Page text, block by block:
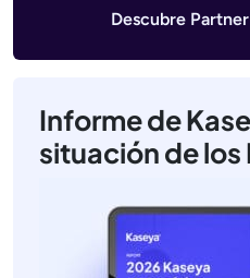
Descubre
Informe de
situación de los